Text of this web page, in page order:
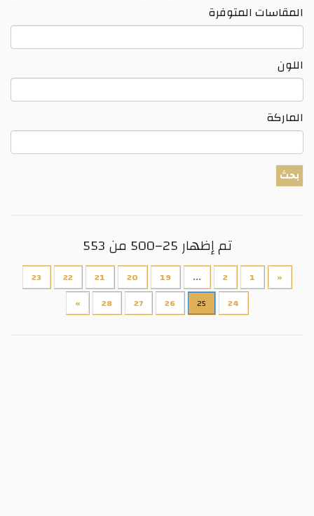
المقاسات المتوفرة
اللون
الماركة
بحث
تم إظهار 25–500 من 553
«
1
2
...
19
20
21
22
23
24
25
26
27
28
»